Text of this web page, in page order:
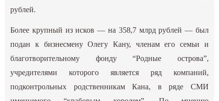
рублей.
Более крупный из исков — на 358,7 млрд рублей — был
подан к бизнесмену Олегу Кану, членам его семьи и
благотворительному фонду “Родные острова”,
учредителями которого является ряд компаний,
подконтрольных родственникам Кана, в ряде СМИ